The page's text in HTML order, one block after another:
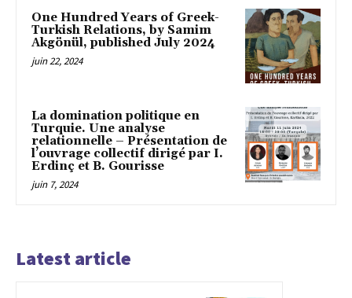
One Hundred Years of Greek-
Turkish Relations, by Samim
Akgönül, published July 2024
juin 22, 2024
La domination politique en
Turquie. Une analyse
relationnelle – Présentation de
l’ouvrage collectif dirigé par I.
Erdinç et B. Gourisse
juin 7, 2024
Latest article